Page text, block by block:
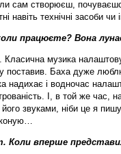
сам створюєш,
навіть технічні засоби чи
працюєте? Вона
Класична музика
поставив. Баха дуже
надихає і водночас
І, в той же час,
звуками, ніби це я
Коли вперше